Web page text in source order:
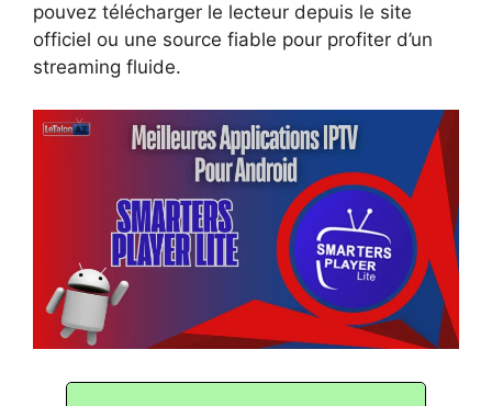
pouvez télécharger le lecteur depuis le site
officiel ou une source fiable pour profiter d’un
streaming fluide.